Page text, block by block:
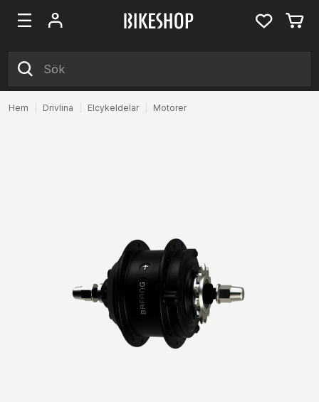
Hem Drivlina Elcykeldelar Motorer